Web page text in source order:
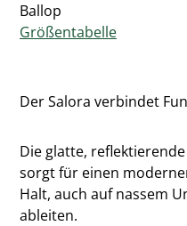
Ballop
Größentabelle
Der Salora verbindet
Die glatte,
sorgt für einen
Halt, auch auf nassem
ableiten.